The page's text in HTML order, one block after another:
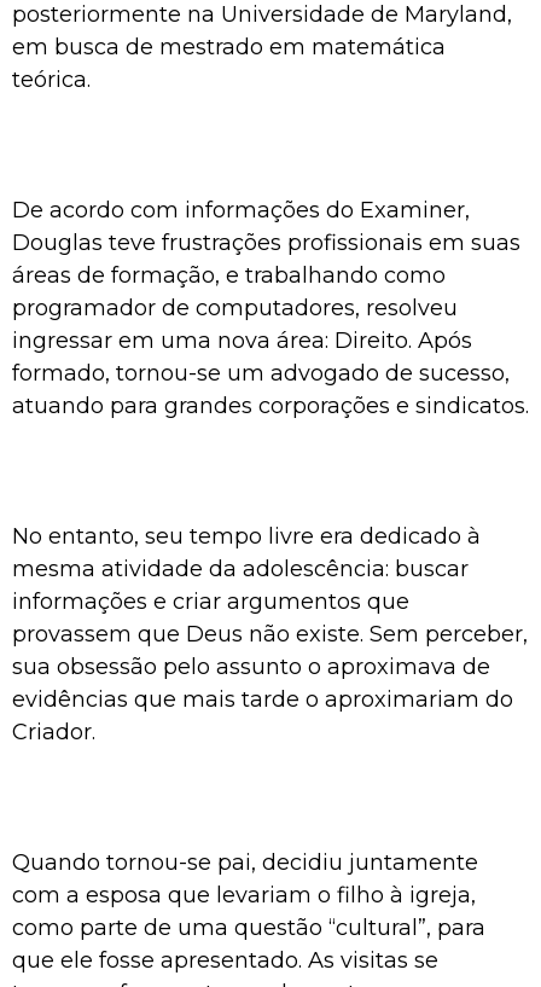
posteriormente na Universidade de Maryland,
em busca de mestrado em matemática
teórica.
De acordo com informações do Examiner,
Douglas teve frustrações profissionais em suas
áreas de formação, e trabalhando como
programador de computadores, resolveu
ingressar em uma nova área: Direito. Após
formado, tornou-se um advogado de sucesso,
atuando para grandes corporações e sindicatos.
No entanto, seu tempo livre era dedicado à
mesma atividade da adolescência: buscar
informações e criar argumentos que
provassem que Deus não existe. Sem perceber,
sua obsessão pelo assunto o aproximava de
evidências que mais tarde o aproximariam do
Criador.
Quando tornou-se pai, decidiu juntamente
com a esposa que levariam o filho à igreja,
como parte de uma questão “cultural”, para
que ele fosse apresentado. As visitas se